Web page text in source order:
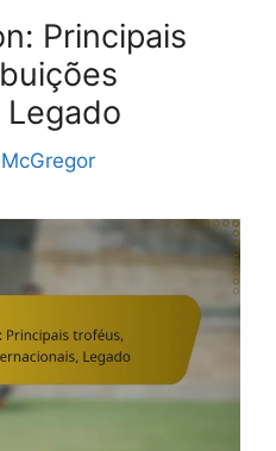
Principais